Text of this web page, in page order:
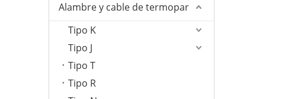
Alambre y cable de termopar
Tipo K
Tipo J
Tipo T
Tipo R